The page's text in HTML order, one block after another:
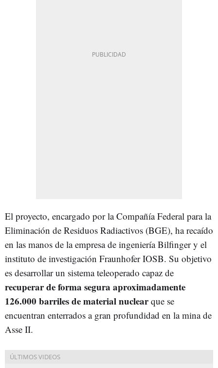
El proyecto, encargado por la Compañía Federal para la
Eliminación de Residuos Radiactivos (BGE), ha recaído
en las manos de la empresa de ingeniería Bilfinger y el
instituto de investigación Fraunhofer IOSB. Su objetivo
es desarrollar un sistema teleoperado capaz de
recuperar de forma segura aproximadamente
126.000 barriles de material nuclearque se
encuentran enterrados a gran profundidad en la mina de
Asse II.